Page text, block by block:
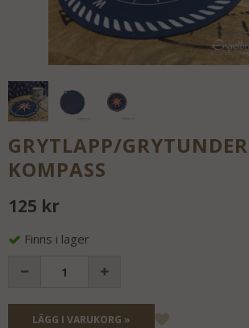
GRYTLAPP/
KOMPASS
125 kr
Finns i lager
LÄGG I VARUKORG »